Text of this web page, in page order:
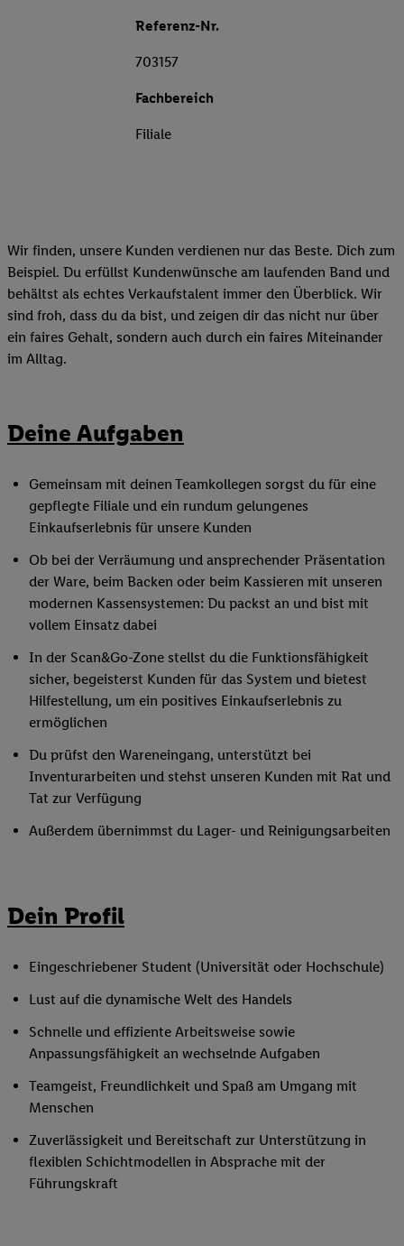
Referenz-Nr.
703157
Fachbereich
Filiale
Wir finden, unsere Kunden verdienen nur das Beste. Dich zum
Beispiel. Du erfüllst Kundenwünsche am laufenden Band und
behältst als echtes Verkaufstalent immer den Überblick. Wir
sind froh, dass du da bist, und zeigen dir das nicht nur über
ein faires Gehalt, sondern auch durch ein faires Miteinander
im Alltag.
Deine Aufgaben
Gemeinsam mit deinen Teamkollegen sorgst du für eine
gepflegte Filiale und ein rundum gelungenes
Einkaufserlebnis für unsere Kunden
Ob bei der Verräumung und ansprechender Präsentation
der Ware, beim Backen oder beim Kassieren mit unseren
modernen Kassensystemen: Du packst an und bist mit
vollem Einsatz dabei
In der Scan&Go-Zone stellst du die Funktionsfähigkeit
sicher, begeisterst Kunden für das System und bietest
Hilfestellung, um ein positives Einkaufserlebnis zu
ermöglichen
Du prüfst den Wareneingang, unterstützt bei
Inventurarbeiten und stehst unseren Kunden mit Rat und
Tat zur Verfügung
Außerdem übernimmst du Lager- und Reinigungsarbeiten
Dein Profil
Eingeschriebener Student (Universität oder Hochschule)
Lust auf die dynamische Welt des Handels
Schnelle und effiziente Arbeitsweise sowie
Anpassungsfähigkeit an wechselnde Aufgaben
Teamgeist, Freundlichkeit und Spaß am Umgang mit
Menschen
Zuverlässigkeit und Bereitschaft zur Unterstützung in
flexiblen Schichtmodellen in Absprache mit der
Führungskraft